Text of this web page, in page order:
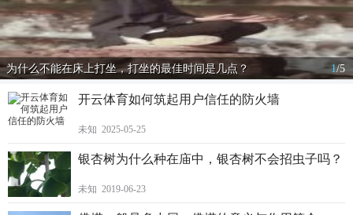
为什么不能在床上打坐，打坐的最佳时间是几点？ 1/5
开云体育如何筑起用户信任的防火墙
未知 2025-05-25
银杏树为什么种在庙中，银杏树不会招虫子吗？
未知 2019-06-23